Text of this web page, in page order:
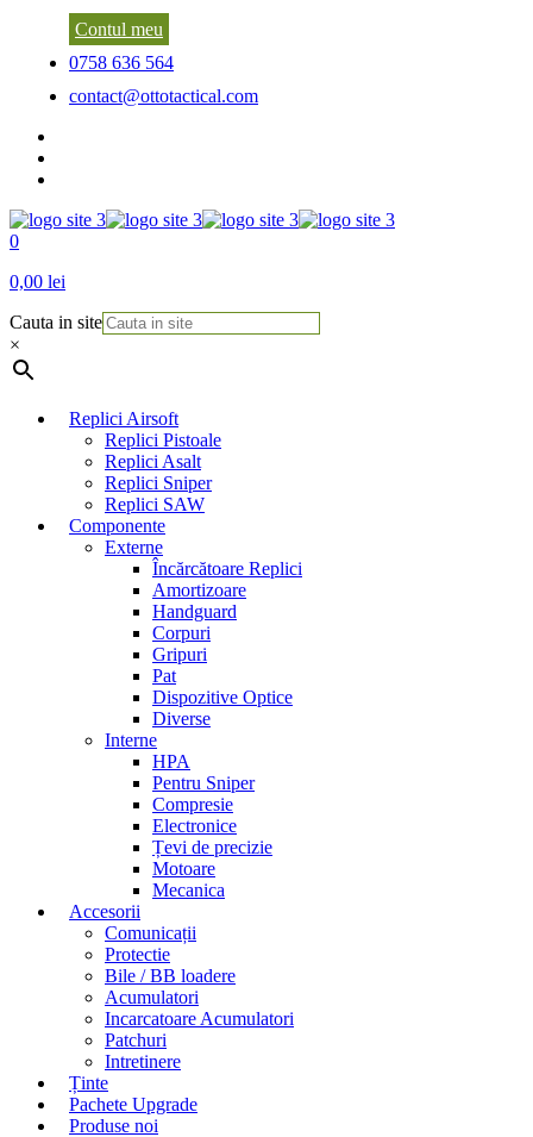
Contul meu
0758 636 564
contact@ottotactical.com
0
0,00 lei
Cauta in site
×
Replici Airsoft
Replici Pistoale
Replici Asalt
Replici Sniper
Replici SAW
Componente
Externe
Încărcătoare Replici
Amortizoare
Handguard
Corpuri
Gripuri
Pat
Dispozitive Optice
Diverse
Interne
HPA
Pentru Sniper
Compresie
Electronice
Țevi de precizie
Motoare
Mecanica
Accesorii
Comunicații
Protectie
Bile / BB loadere
Acumulatori
Incarcatoare Acumulatori
Patchuri
Intretinere
Ținte
Pachete Upgrade
Produse noi